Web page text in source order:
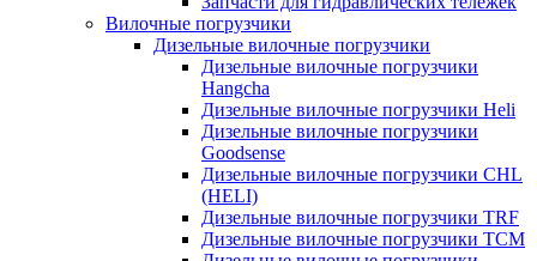
Вилочные погрузчики
Дизельные вилочные погрузчики
Дизельные вилочные погрузчики
Hangcha
Дизельные вилочные погрузчики Heli
Дизельные вилочные погрузчики
Goodsense
Дизельные вилочные погрузчики CHL
(HELI)
Дизельные вилочные погрузчики TRF
Дизельные вилочные погрузчики TCM